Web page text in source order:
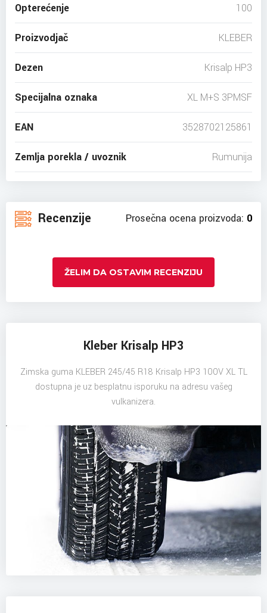
Opterećenje 100
Proizvodjač KLEBER
Dezen Krisalp HP3
Specijalna oznaka XL M+S 3PMSF
EAN 3528702125861
Zemlja porekla / uvoznik Rumunija
Recenzije Prosečna ocena proizvoda: 0
ŽELIM DA OSTAVIM RECENZIJU
Kleber Krisalp HP3
Zimska guma KLEBER 245/45 R18 Krisalp HP3 100V XL TL
dostupna je uz besplatnu isporuku na adresu vašeg
vulkanizera.